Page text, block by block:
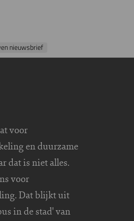
nieuwsbrief
voor
en duurzame
dat is niet alles.
voor
Dat blijkt uit
in de stad' van